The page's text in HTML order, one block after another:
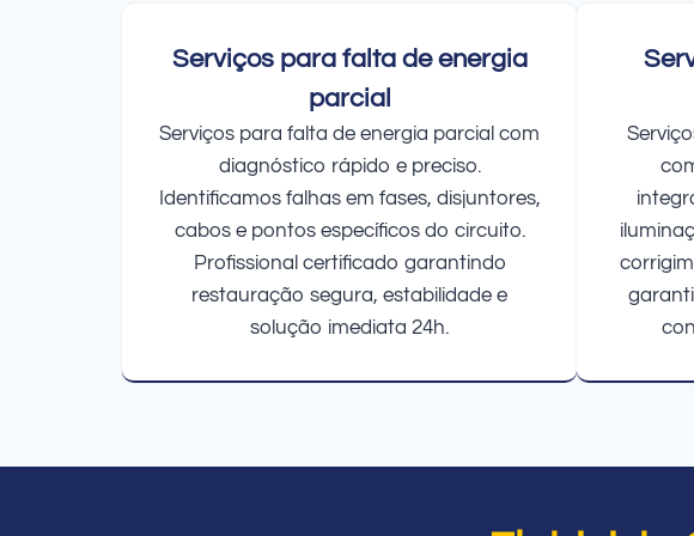
Serviços para falta de energia
parcial
Serviços para falta de energia parcial com
diagnóstico rápido e preciso.
Identificamos falhas em fases, disjuntores,
cabos e pontos específicos do circuito.
Profissional certificado garantindo
restauração segura, estabilidade e
solução imediata 24h.